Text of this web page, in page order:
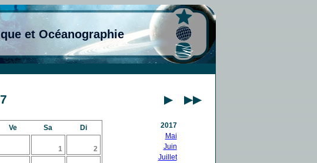
et Océanographie
2017
Mai
Juin
Juillet
Ve Sa Di
1 2